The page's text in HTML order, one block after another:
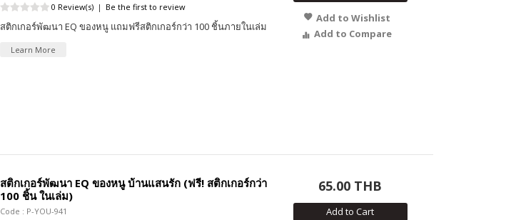
0 Review(s) | Be the first to review
สติกเกอร์พัฒนา EQ ของหนู แถมฟรีสติกเกอร์กว่า 100 ชิ้นภายในเล่ม
Learn More
Add to Wishlist
Add to Compare
สติกเกอร์พัฒนา EQ ของหนู บ้านแสนรัก (ฟรี! สติกเกอร์กว่า
100 ชิ้น ในเล่ม)
Code : P-YOU-941
65.00 THB
Add to Cart